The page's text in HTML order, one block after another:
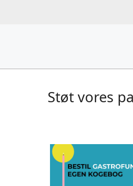
Støt vores